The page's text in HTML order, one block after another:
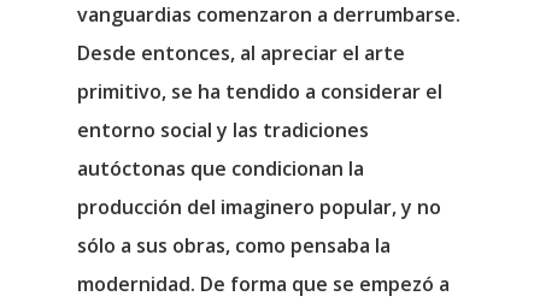
vanguardias comenzaron a derrumbarse.
Desde entonces, al apreciar el arte
primitivo, se ha tendido a considerar el
entorno social y las tradiciones
autóctonas que condicionan la
producción del imaginero popular, y no
sólo a sus obras, como pensaba la
modernidad. De forma que se empezó a